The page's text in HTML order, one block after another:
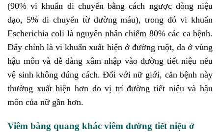
(90% vi khuẩn di chuyển bằng cách ngược dòng niệu
đạo, 5% di chuyển từ đường máu), trong đó vi khuẩn
Escherichia coli là nguyên nhân chiếm 80% các ca bệnh.
Đây chính là vi khuẩn xuất hiện ở đường ruột, da ở vùng
hậu môn và dễ dàng xâm nhập vào đường tiết niệu nếu
vệ sinh không đúng cách. Đối với nữ giới, căn bệnh này
thường xuất hiện hơn do vị trí đường tiết niệu và hậu
môn của nữ gần hơn.
Viêm bàng quang khác viêm đường tiết niệu ở